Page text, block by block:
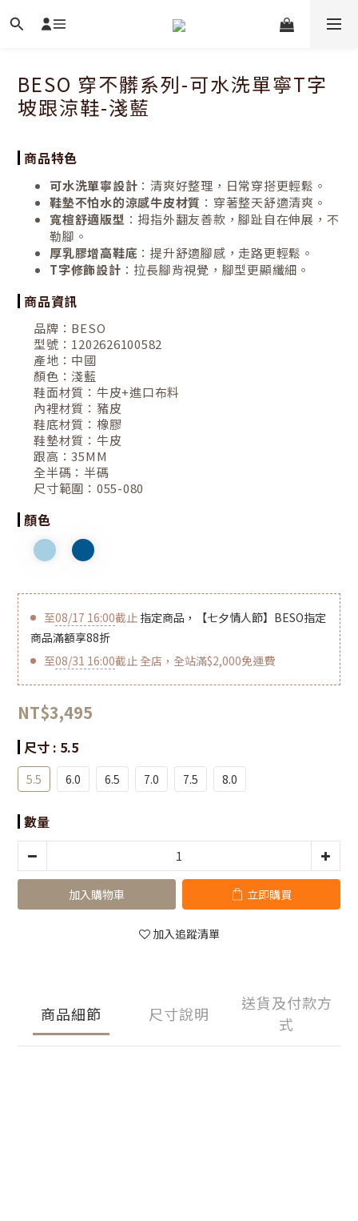
BESO 穿不髒系列-可水洗單寧T字
坡跟涼鞋-淺藍
商品特色
可水洗單寧設計 ：清爽好整理，日常穿搭更輕鬆。
鞋墊不怕水的涼感牛皮材質 ：穿著整天舒適清爽。
寬楦舒適版型 ：拇指外翻友善款，腳趾自在伸展，不
勒腳。
厚乳膠增高鞋底 ：提升舒適腳感，走路更輕鬆。
T字修飾設計 ：拉長腳背視覺，腳型更顯纖細。
商品資訊
品牌： BESO
型號： 1202626100582
產地： 中國
顏色：淺藍
鞋面材質： 牛皮+進口布料
內裡材質： 豬皮
鞋底材質： 橡膠
鞋墊材質： 牛皮
跟高：35MM
全半碼： 半碼
尺寸範圍： 055-080
顏色
至08/17 16:00截止 指定商品，【七夕情人節】BESO指定
商品滿額享88折
至08/31 16:00截止 全店，全站滿$2,000免運費
NT$3,495
尺寸 : 5.5
5.5 6.0 6.5 7.0 7.5 8.0
數量
加入購物車 立即購買
加入追蹤清單
商品細節 尺寸說明
送貨及付款方
式